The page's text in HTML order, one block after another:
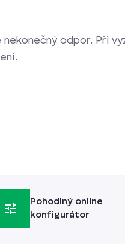
odpor. Při
Pohodlný online
konfigurátor